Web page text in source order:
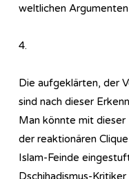
weltlichen
4.
Die aufgeklärten, der
sind nach dieser
Man könnte mit dieser
der reaktionären
Islam-Feinde
Dschihadismus-